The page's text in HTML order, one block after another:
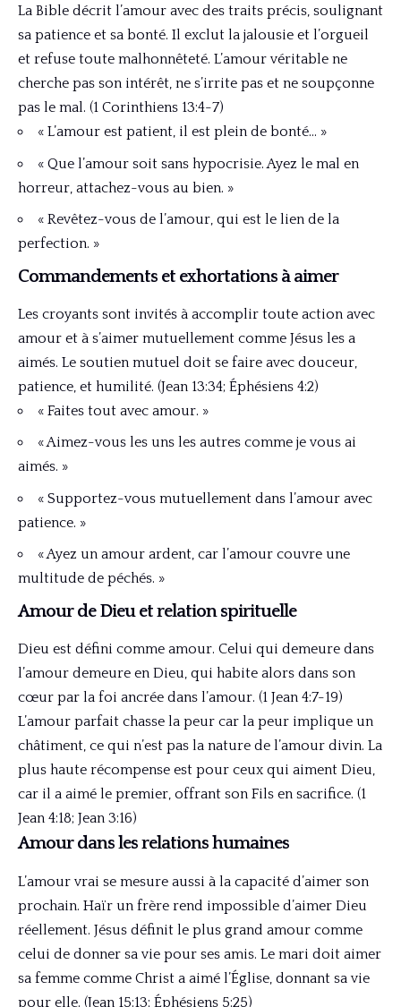
La Bible décrit l’amour avec des traits précis, soulignant
sa patience et sa bonté. Il exclut la jalousie et l’orgueil
et refuse toute malhonnêteté. L’amour véritable ne
cherche pas son intérêt, ne s’irrite pas et ne soupçonne
pas le mal. (1 Corinthiens 13:4-7)
« L’amour est patient, il est plein de bonté… »
« Que l’amour soit sans hypocrisie. Ayez le mal en
horreur, attachez-vous au bien. »
« Revêtez-vous de l’amour, qui est le lien de la
perfection. »
Commandements et exhortations à aimer
Les croyants sont invités à accomplir toute action avec
amour et à s’aimer mutuellement comme Jésus les a
aimés. Le soutien mutuel doit se faire avec douceur,
patience, et humilité. (Jean 13:34; Éphésiens 4:2)
« Faites tout avec amour. »
« Aimez-vous les uns les autres comme je vous ai
aimés. »
« Supportez-vous mutuellement dans l’amour avec
patience. »
« Ayez un amour ardent, car l’amour couvre une
multitude de péchés. »
Amour de Dieu et relation spirituelle
Dieu est défini comme amour. Celui qui demeure dans
l’amour demeure en Dieu, qui habite alors dans son
cœur par la foi ancrée dans l’amour. (1 Jean 4:7-19)
L’amour parfait chasse la peur car la peur implique un
châtiment, ce qui n’est pas la nature de l’amour divin. La
plus haute récompense est pour ceux qui aiment Dieu,
car il a aimé le premier, offrant son Fils en sacrifice. (1
Jean 4:18; Jean 3:16)
Amour dans les relations humaines
L’amour vrai se mesure aussi à la capacité d’aimer son
prochain. Haïr un frère rend impossible d’aimer Dieu
réellement. Jésus définit le plus grand amour comme
celui de donner sa vie pour ses amis. Le mari doit aimer
sa femme comme Christ a aimé l’Église, donnant sa vie
pour elle. (Jean 15:13; Éphésiens 5:25)